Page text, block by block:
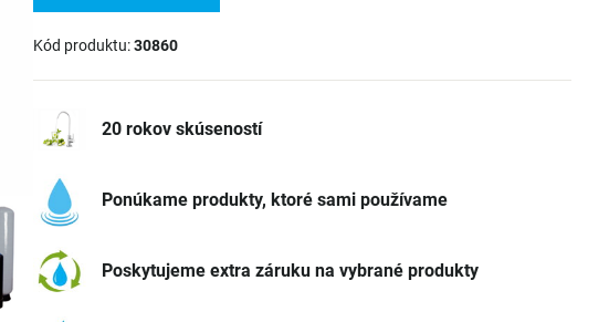
Kód produktu:30860
20 rokov skúseností
Ponúkame produkty, ktoré sami používame
Poskytujeme extra záruku na vybrané produkty